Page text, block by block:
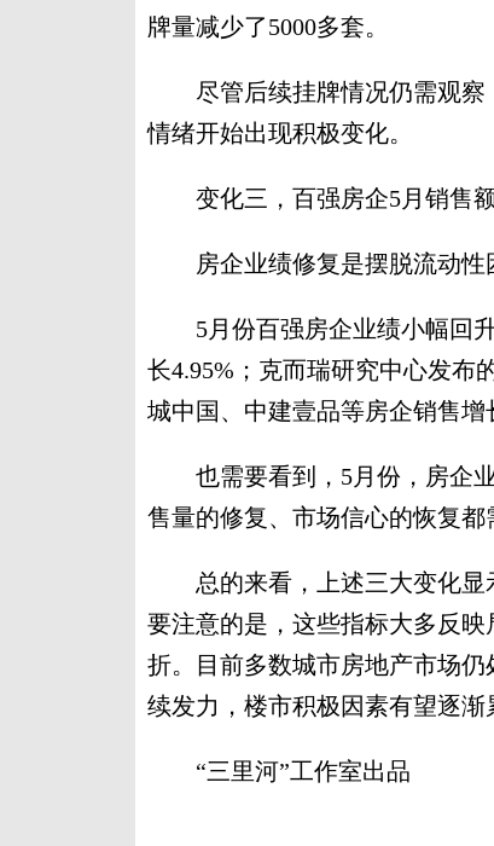
牌量减少了5000多套。
尽管后续挂牌情况仍需观察
情绪开始出现积极变化。
变化三，百强房企5月销售额
房企业绩修复是摆脱流动性
5月份百强房企业绩小幅回升
长4.95%；克而瑞研究中心发布
城中国、中建壹品等房企销售增
也需要看到，5月份，房企业
售量的修复、市场信心的恢复都
总的来看，上述三大变化显
要注意的是，这些指标大多反
折。目前多数城市房地产市场
续发力，楼市积极因素有望逐渐
“三里河”工作室出品